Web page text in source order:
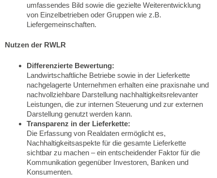
umfassendes Bild sowie die gezielte Weiterentwicklung
von Einzelbetrieben oder Gruppen wie z.B.
Liefergemeinschaften.
Nutzen der RWLR
Differenzierte Bewertung:
Landwirtschaftliche Betriebe sowie in der Lieferkette
nachgelagerte Unternehmen erhalten eine praxisnahe und
nachvollziehbare Darstellung nachhaltigkeitsrelevanter
Leistungen, die zur internen Steuerung und zur externen
Darstellung genutzt werden kann.
Transparenz in der Lieferkette:
Die Erfassung von Realdaten ermöglicht es,
Nachhaltigkeitsaspekte für die gesamte Lieferkette
sichtbar zu machen – ein entscheidender Faktor für die
Kommunikation gegenüber Investoren, Banken und
Konsumenten.